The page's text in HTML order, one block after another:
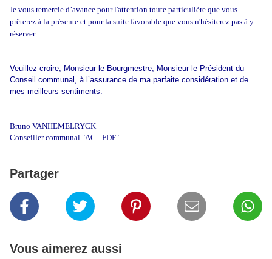
Je vous remercie d’avance pour l'attention toute particulière que vous
prêterez à la présente et pour la suite favorable que vous n'hésiterez pas à y
réserver.
Veuillez croire, Monsieur le Bourgmestre, Monsieur le Président du
Conseil communal, à l’assurance de ma parfaite considération et de
mes meilleurs sentiments.
Bruno VANHEMELRYCK
Conseiller communal "AC - FDF"
Partager
Vous aimerez aussi